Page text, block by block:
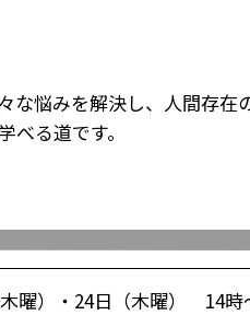
な悩みを解決し、人間存
べる道です。
曜）・24日（木曜） 14時